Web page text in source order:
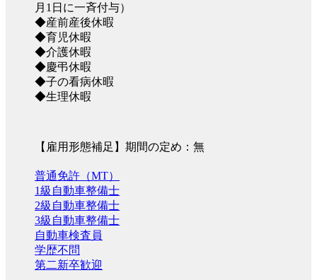
月1日に一斉付与）
◆産前産後休暇
◆育児休暇
◆介護休暇
◆慶弔休暇
◆子の看病休暇
◆生理休暇
【雇用形態補足】期間の定め：無
普通免許（MT）
1級自動車整備士
2級自動車整備士
3級自動車整備士
自動車検査員
学歴不問
第二新卒歓迎